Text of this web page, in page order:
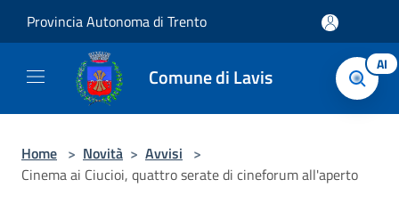
Provincia Autonoma di Trento
Comune di Lavis AI
Home > Novità > Avvisi >
Cinema ai Ciucioi, quattro serate di cineforum all'aperto